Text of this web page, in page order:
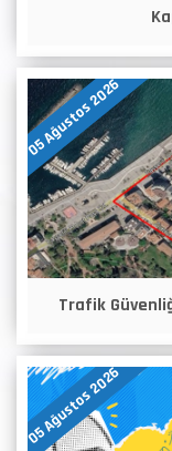
05 Ağustos 2026
Trafik
05 Ağustos 2026